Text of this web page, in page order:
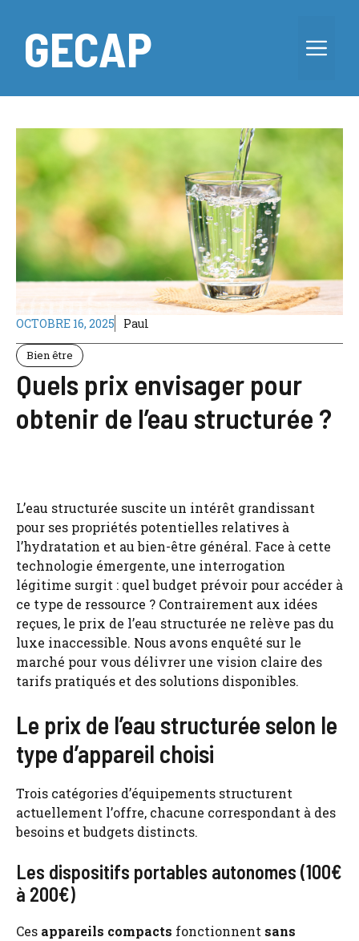
contenuGECAP
OCTOBRE 16, 2025 Paul
Bien être
Quels prix envisager pour
obtenir de l’eau structurée ?
L’eau structurée suscite un intérêt grandissant
pour ses propriétés potentielles relatives à
l’hydratation et au bien-être général. Face à cette
technologie émergente, une interrogation
légitime surgit : quel budget prévoir pour accéder à
ce type de ressource ? Contrairement aux idées
reçues, le prix de l’eau structurée ne relève pas du
luxe inaccessible. Nous avons enquêté sur le
marché pour vous délivrer une vision claire des
tarifs pratiqués et des solutions disponibles.
Le prix de l’eau structurée selon le
type d’appareil choisi
Trois catégories d’équipements structurent
actuellement l’offre, chacune correspondant à des
besoins et budgets distincts.
Les dispositifs portables autonomes (100€
à 200€)
Ces appareils compacts fonctionnent sans